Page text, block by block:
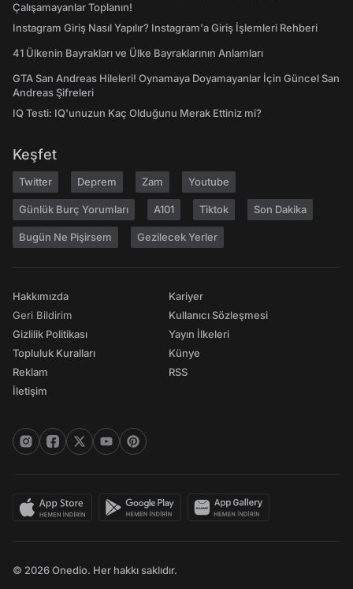
Çalışamayanlar Toplanın!
Instagram Giriş Nasıl Yapılır? Instagram'a Giriş İşlemleri Rehberi
41 Ülkenin Bayrakları ve Ülke Bayraklarının Anlamları
GTA San Andreas Hileleri! Oynamaya Doyamayanlar İçin Güncel San
Andreas Şifreleri
IQ Testi: IQ'unuzun Kaç Olduğunu Merak Ettiniz mi?
Keşfet
Twitter Deprem Zam Youtube
Günlük Burç Yorumları A101 Tiktok Son Dakika
Bugün Ne Pişirsem Gezilecek Yerler
Hakkımızda
Geri Bildirim
Gizlilik Politikası
Topluluk Kuralları
Reklam
İletişim
Kariyer
Kullanıcı Sözleşmesi
Yayın İlkeleri
Künye
RSS
© 2026 Onedio. Her hakkı saklıdır.